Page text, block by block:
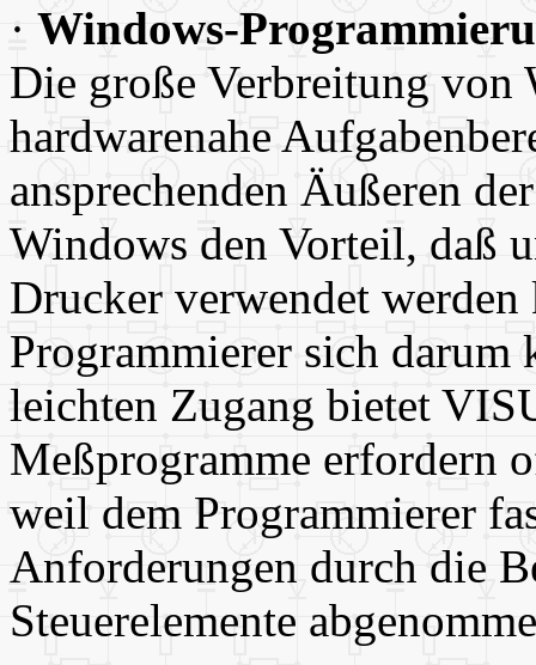
· Windows-
Die große Verbreitung
hardwarenahe
ansprechenden Äußeren
Windows den Vorteil, daß
Drucker verwendet werden
Programmierer sich darum
leichten Zugang bietet
Meßprogramme erfordern
weil dem Programmierer
Anforderungen durch die
Steuerelemente